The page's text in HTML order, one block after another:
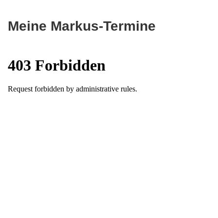
Meine Markus-Termine